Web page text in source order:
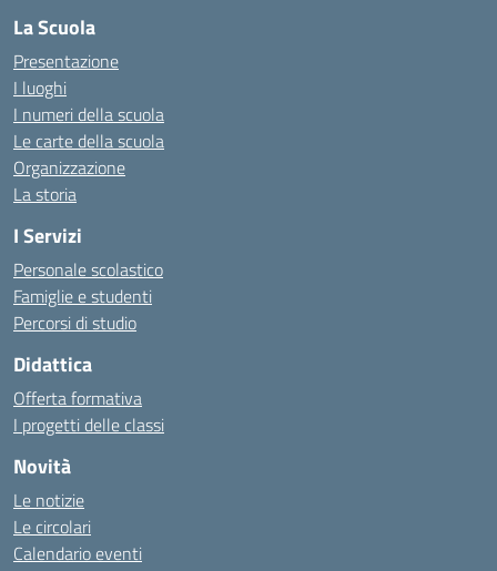
La Scuola
Presentazione
I luoghi
I numeri della scuola
Le carte della scuola
Organizzazione
La storia
I Servizi
Personale scolastico
Famiglie e studenti
Percorsi di studio
Didattica
Offerta formativa
I progetti delle classi
Novità
Le notizie
Le circolari
Calendario eventi